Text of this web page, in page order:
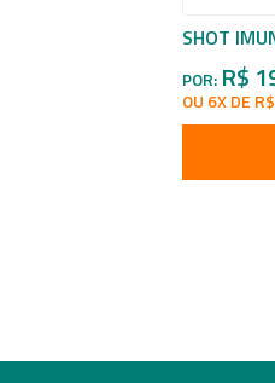
SHOT
POR: R$
OU 6X DE